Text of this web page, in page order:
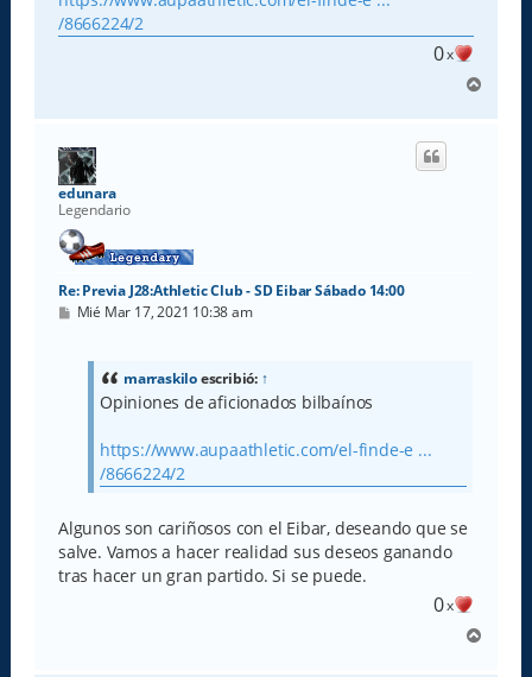
/8666224/2
0x
r
edunara
Legendario
Re: Previa J28:Athletic Club - SD Eibar Sábado 14:00
M
Mié Mar 17, 2021 10:38 am
marraskiloescribió: ↑
Opiniones de aficionados bilbaínos
https://www.aupaathletic.com/el-finde-e ...
/8666224/2
Algunos son cariñosos con el Eibar, deseando que se
salve. Vamos a hacer realidad sus deseos ganando
tras hacer un gran partido. Si se puede.
0x